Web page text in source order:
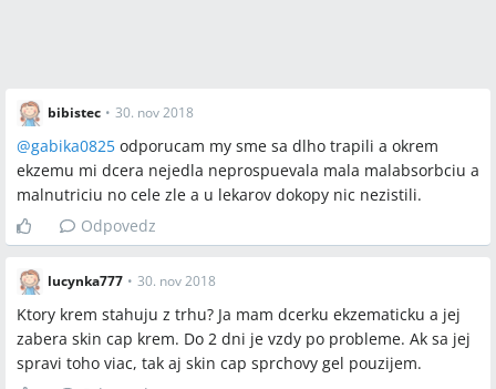
bibistec • 30. nov 2018
@gabika0825 odporucam my sme sa dlho trapili a okrem
ekzemu mi dcera nejedla neprospuevala mala malabsorbciu a
malnutriciu no cele zle a u lekarov dokopy nic nezistili.
Odpovedz
lucynka777 • 30. nov 2018
Ktory krem stahuju z trhu? Ja mam dcerku ekzematicku a jej
zabera skin cap krem. Do 2 dni je vzdy po probleme. Ak sa jej
spravi toho viac, tak aj skin cap sprchovy gel pouzijem.